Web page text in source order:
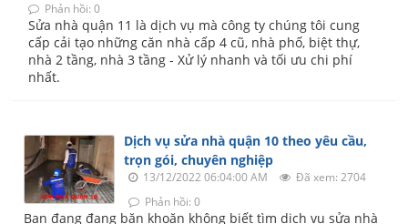
Phản hồi: 0
Sửa nhà quận 11 là dịch vụ mà công ty chúng tôi cung
cấp cải tạo những căn nhà cấp 4 cũ, nhà phố, biệt thự,
nhà 2 tầng, nhà 3 tầng - Xử lý nhanh và tối ưu chi phí
nhất.
Dịch vụ sửa nhà quận 10 theo yêu cầu,
trọn gói, chuyên nghiệp
13/12/2022 06:04:00 AM
Đã xem: 2704
Phản hồi: 0
Bạn đang đang băn khoăn không biết tìm dịch vụ sửa nhà